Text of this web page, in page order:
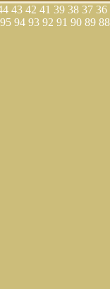
36
37
38
39
41
42
43
88
89
90
91
92
93
94
95